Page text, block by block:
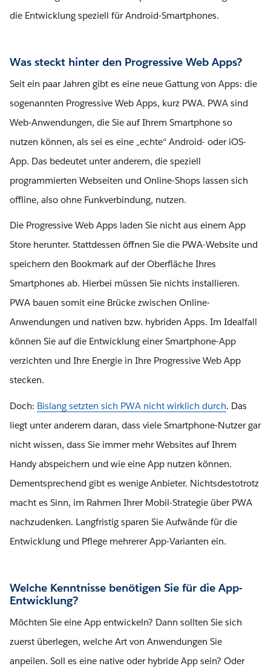
die Entwicklung speziell für Android-Smartphones.
Was steckt hinter den Progressive Web Apps?
Seit ein paar Jahren gibt es eine neue Gattung von Apps: die
sogenannten Progressive Web Apps, kurz PWA. PWA sind
Web-Anwendungen, die Sie auf Ihrem Smartphone so
nutzen können, als sei es eine „echte“ Android- oder iOS-
App. Das bedeutet unter anderem, die speziell
programmierten Webseiten und Online-Shops lassen sich
offline, also ohne Funkverbindung, nutzen.
Die Progressive Web Apps laden Sie nicht aus einem App
Store herunter. Stattdessen öffnen Sie die PWA-Website und
speichern den Bookmark auf der Oberfläche Ihres
Smartphones ab. Hierbei müssen Sie nichts installieren.
PWA bauen somit eine Brücke zwischen Online-
Anwendungen und nativen bzw. hybriden Apps. Im Idealfall
können Sie auf die Entwicklung einer Smartphone-App
verzichten und Ihre Energie in Ihre Progressive Web App
stecken.
Doch: Bislang setzten sich PWA nicht wirklich durch. Das
liegt unter anderem daran, dass viele Smartphone-Nutzer gar
nicht wissen, dass Sie immer mehr Websites auf Ihrem
Handy abspeichern und wie eine App nutzen können.
Dementsprechend gibt es wenige Anbieter. Nichtsdestotrotz
macht es Sinn, im Rahmen Ihrer Mobil-Strategie über PWA
nachzudenken. Langfristig sparen Sie Aufwände für die
Entwicklung und Pflege mehrerer App-Varianten ein.
Welche Kenntnisse benötigen Sie für die App-
Entwicklung?
Möchten Sie eine App entwickeln? Dann sollten Sie sich
zuerst überlegen, welche Art von Anwendungen Sie
anpeilen. Soll es eine native oder hybride App sein? Oder